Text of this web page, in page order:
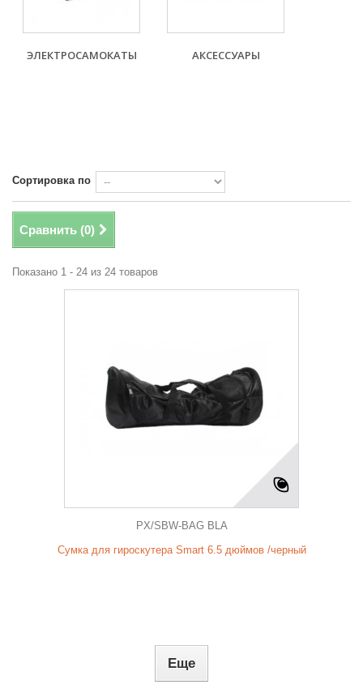
ЭЛЕКТРОСАМОКАТЫ АКСЕССУАРЫ
Сортировка по
Сравнить (0)
Показано 1 - 24 из 24 товаров
PX/SBW-BAG BLA
Сумка для гироскутера Smart 6.5 дюймов /черный
Еще